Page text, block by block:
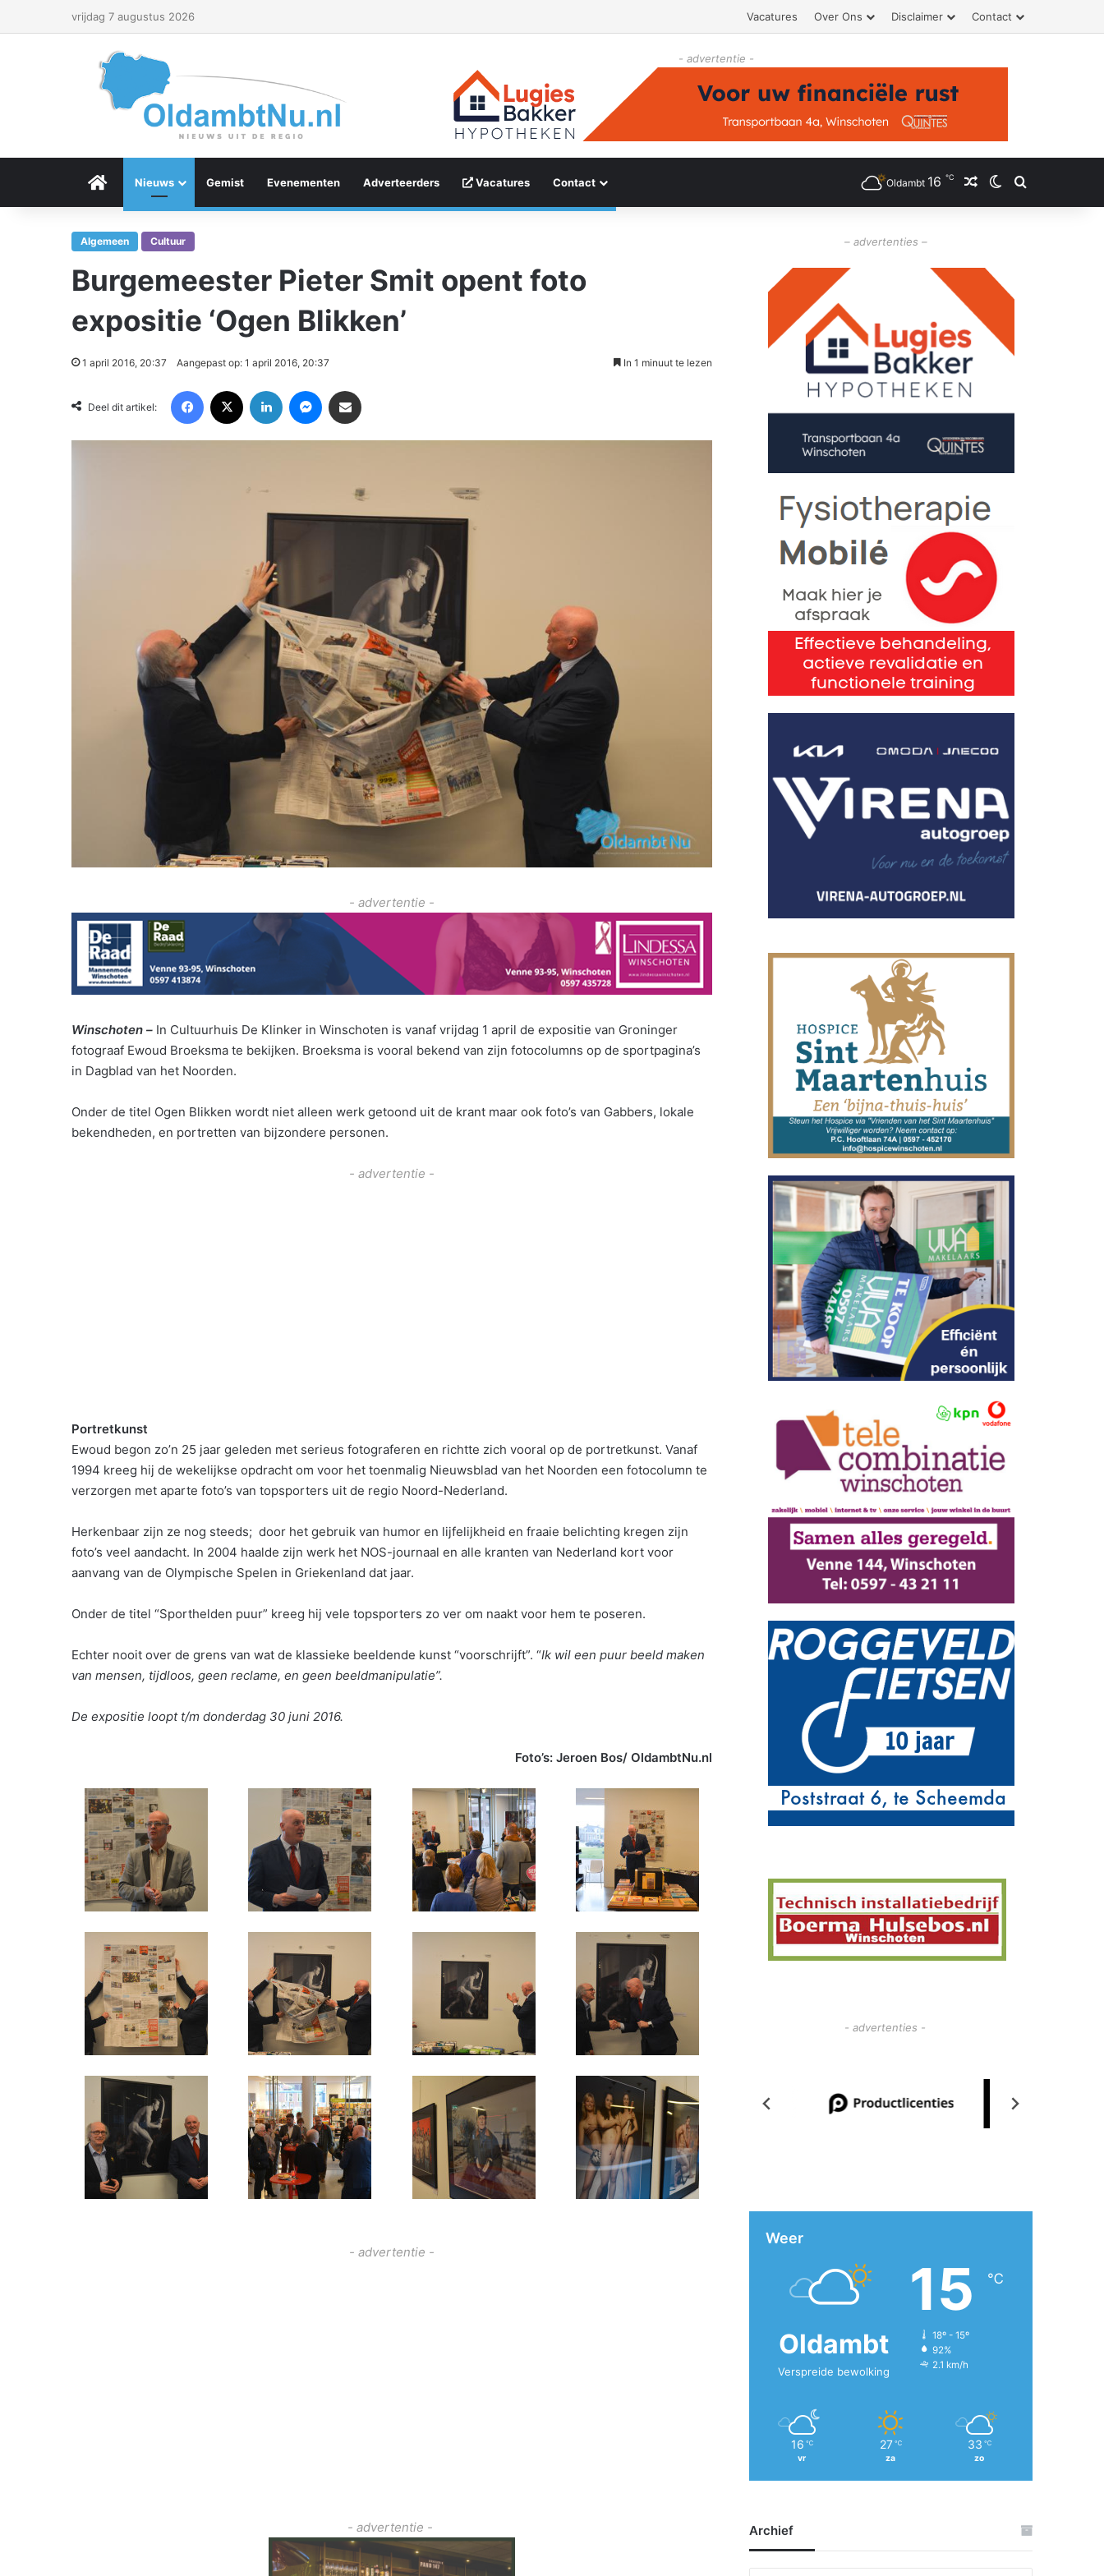
vrijdag 7 augustus 2026 Vacatures Over Ons Disclaimer Contact
- advertentie -
Menu Item
Nieuws Gemist Evenementen Adverteerders Vacatures Contact Oldambt 16 ℃ Willekeurig artikel
Switch skin
Zoeken
Algemeen Cultuur
Burgemeester Pieter Smit opent foto
expositie ‘Ogen Blikken’
1 april 2016, 20:37 Aangepast op: 1 april 2016, 20:37 In 1 minuut te lezen
Deel dit artikel:
- advertentie -
Winschoten – In Cultuurhuis De Klinker in Winschoten is vanaf vrijdag 1 april de expositie van Groninger
fotograaf Ewoud Broeksma te bekijken. Broeksma is vooral bekend van zijn fotocolumns op de sportpagina’s
in Dagblad van het Noorden.
Onder de titel Ogen Blikken wordt niet alleen werk getoond uit de krant maar ook foto’s van Gabbers, lokale
bekendheden, en portretten van bijzondere personen.
- advertentie -
Portretkunst
Ewoud begon zo’n 25 jaar geleden met serieus fotograferen en richtte zich vooral op de portretkunst. Vanaf
1994 kreeg hij de wekelijkse opdracht om voor het toenmalig Nieuwsblad van het Noorden een fotocolumn te
verzorgen met aparte foto’s van topsporters uit de regio Noord-Nederland.
Herkenbaar zijn ze nog steeds; door het gebruik van humor en lijfelijkheid en fraaie belichting kregen zijn
foto’s veel aandacht. In 2004 haalde zijn werk het NOS-journaal en alle kranten van Nederland kort voor
aanvang van de Olympische Spelen in Griekenland dat jaar.
Onder de titel “Sporthelden puur” kreeg hij vele topsporters zo ver om naakt voor hem te poseren.
Echter nooit over de grens van wat de klassieke beeldende kunst “voorschrijft”. “Ik wil een puur beeld maken
van mensen, tijdloos, geen reclame, en geen beeldmanipulatie”.
De expositie loopt t/m donderdag 30 juni 2016.
Foto’s: Jeroen Bos/ OldambtNu.nl
- advertentie -
- advertentie -
– advertenties –
- advertenties -
Weer
Oldambt
Verspreide bewolking
15 ℃
18º - 15º
92%
2.1 km/h
16 ℃
vr
27 ℃
za
33 ℃
zo
Archief